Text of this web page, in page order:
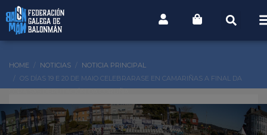
HOME NOTICIAS
NOTICIA PRINCIPAL
OS DÍAS 19 E 20 DE MAIO CELEBRARASE EN CAMARIÑAS A FINAL DA